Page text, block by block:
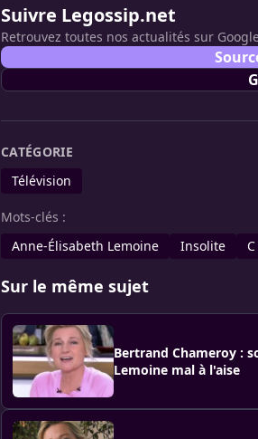
Suivre Legossip.net
Retrouvez toutes nos actualités sur
CATÉGORIE
Télévision
Mots-clés :
Anne-Élisabeth Lemoine
Insolite
Sur le même sujet
Bertrand Chameroy :
Lemoine mal à l'aise